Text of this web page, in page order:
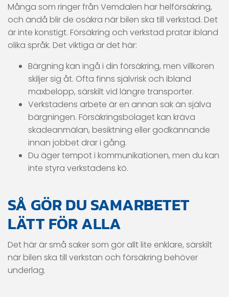
Många som ringer från Vemdalen har helförsäkring,
och ändå blir de osäkra när bilen ska till verkstad. Det
är inte konstigt. Försäkring och verkstad pratar ibland
olika språk. Det viktiga är det här:
Bärgning kan ingå i din försäkring, men villkoren
skiljer sig åt. Ofta finns självrisk och ibland
maxbelopp, särskilt vid längre transporter.
Verkstadens arbete är en annan sak än själva
bärgningen. Försäkringsbolaget kan kräva
skadeanmälan, besiktning eller godkännande
innan jobbet drar i gång.
Du äger tempot i kommunikationen, men du kan
inte styra verkstadens kö.
SÅ GÖR DU SAMARBETET
LÄTT FÖR ALLA
Det här är små saker som gör allt lite enklare, särskilt
när bilen ska till verkstan och försäkring behöver
underlag.